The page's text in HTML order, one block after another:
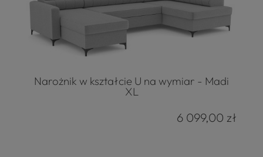
Narożnik w kształcie U na wymiar - Madi
XL
6 099,00 zł